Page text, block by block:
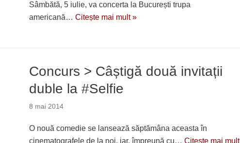
Sâmbătă, 5 iulie, va concerta la București trupa
americană… Citește mai mult »
Concurs > Câștigă două invitații
duble la #Selfie
8 mai 2014
O nouă comedie se lansează săptămâna aceasta în
cinematografele de la noi, iar, împreună cu… Citește mai mult